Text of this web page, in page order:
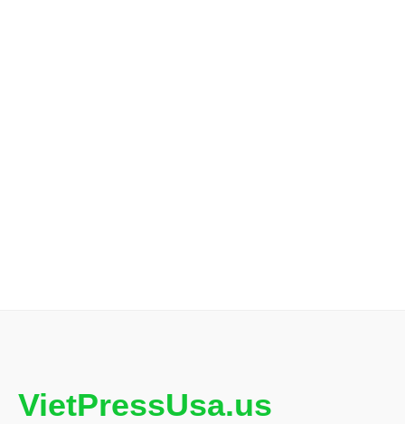
VietPressUsa.us